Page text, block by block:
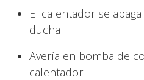
El calentador se
ducha
Avería en bomba de
calentador